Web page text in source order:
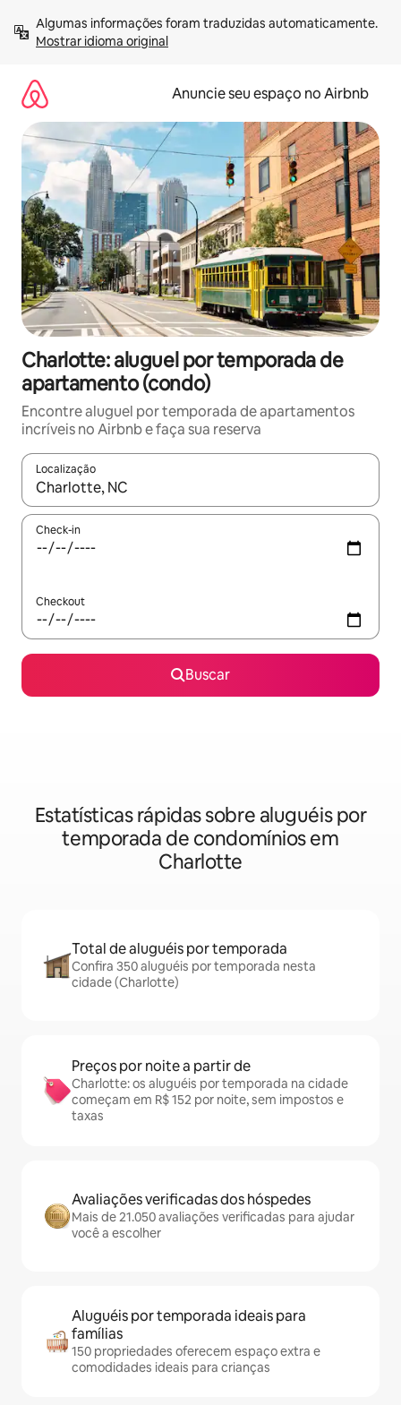
para
Mostrar idioma original
Anuncie seu espaço no Airbnb
Charlotte: aluguel por temporada de
apartamento (condo)
Encontre aluguel por temporada de apartamentos
incríveis no Airbnb e faça sua reserva
Localização
Quando os resultados estiverem disponíveis, explore-os
Check-in
Checkout
Buscar
Estatísticas rápidas sobre aluguéis por
temporada de condomínios em
Charlotte
Total de aluguéis por temporada
Confira 350 aluguéis por temporada nesta
cidade (Charlotte)
Preços por noite a partir de
Charlotte: os aluguéis por temporada na cidade
começam em R$ 152 por noite, sem impostos e
taxas
Avaliações verificadas dos hóspedes
Mais de 21.050 avaliações verificadas para ajudar
você a escolher
Aluguéis por temporada ideais para
famílias
150 propriedades oferecem espaço extra e
comodidades ideais para crianças